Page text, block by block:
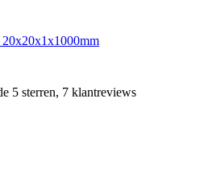
5 sterren, 7 klantreviews